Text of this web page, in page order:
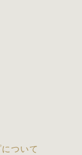
ついて